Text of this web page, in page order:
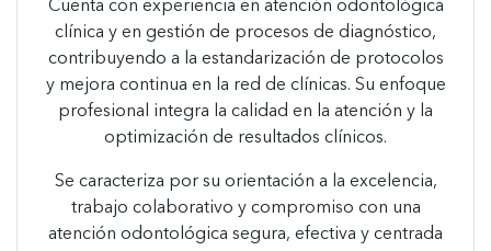
Cuenta con experiencia en atención odontológica
clínica y en gestión de procesos de diagnóstico,
contribuyendo a la estandarización de protocolos
y mejora continua en la red de clínicas. Su enfoque
profesional integra la calidad en la atención y la
optimización de resultados clínicos.
Se caracteriza por su orientación a la excelencia,
trabajo colaborativo y compromiso con una
atención odontológica segura, efectiva y centrada